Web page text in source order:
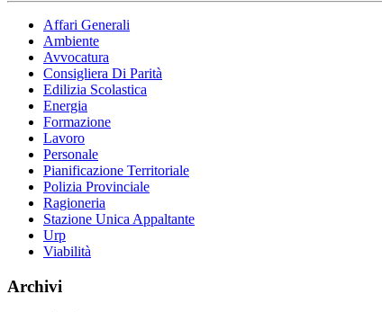
Affari Generali
Ambiente
Avvocatura
Consigliera Di Parità
Edilizia Scolastica
Energia
Formazione
Lavoro
Personale
Pianificazione Territoriale
Polizia Provinciale
Ragioneria
Stazione Unica Appaltante
Urp
Viabilità
Archivi